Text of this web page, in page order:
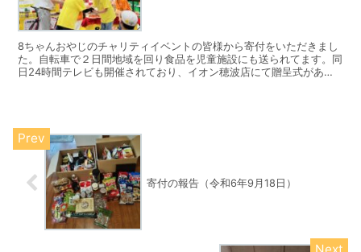
8ちゃんおやじのチャリティイベントの皆様から寄付をいただきまし
た。自転車で２日間地域を回り食品を児童施設にも送られてます。同
日24時間テレビも開催されており、イオン穂波店にて贈呈式があり
寄付の報告（令和6年9月18日）